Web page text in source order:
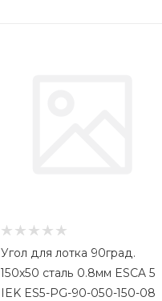
Угол для лотка 90град.
150х50 сталь 0.8мм ESCA 5
IEK ES5-PG-90-050-150-08